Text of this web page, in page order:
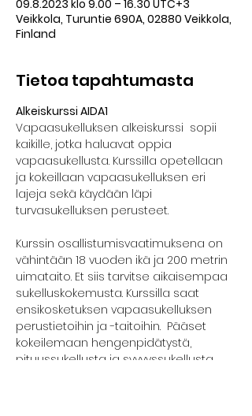
09.8.2023 klo 9.00 – 16.30 UTC+3
Veikkola, Turuntie 690A, 02880 Veikkola,
Finland
Tietoa tapahtumasta
Alkeiskurssi AIDA1
Vapaasukelluksen alkeiskurssi  sopii
kaikille, jotka haluavat oppia
vapaasukellusta. Kurssilla opetellaan
ja kokeillaan vapaasukelluksen eri
lajeja sekä käydään läpi
turvasukelluksen perusteet.
Kurssin osallistumisvaatimuksena on
vähintään 18 vuoden ikä ja 200 metrin
uimataito. Et siis tarvitse aikaisempaa
sukelluskokemusta. Kurssilla saat
ensikosketuksen vapaasukelluksen
perustietoihin ja -taitoihin.  Pääset
kokeilemaan hengenpidätystä,
pituussukellusta ja syvyyssukellusta